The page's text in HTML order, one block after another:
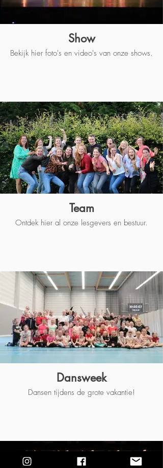
Show
Bekijk hier foto's en video's van onze shows.
Team
Ontdek hier al onze lesgevers en bestuur.
Dansweek
Dansen tijdens de grote vakantie!